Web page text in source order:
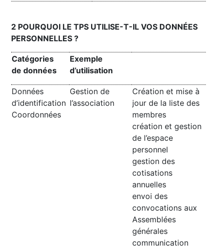
2 POURQUOI LE TPS UTILISE-T-IL VOS DONNÉES
PERSONNELLES ?
Catégories
de données
Exemple
d’utilisation
Données
d’identification
Coordonnées
Gestion de
l’association
Création et mise à
jour de la liste des
membres
création et gestion
de l’espace
personnel
gestion des
cotisations
annuelles
envoi des
convocations aux
Assemblées
générales
communication